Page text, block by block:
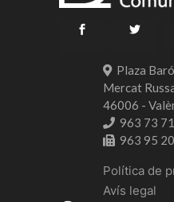
Plaza
Mercat
46006 -
963 73
963 95
Política de
Avís legal